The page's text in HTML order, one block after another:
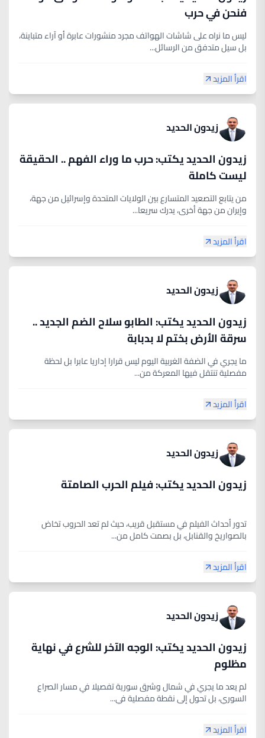
فنحن في حرب
ليس ما نراه على شاشات الهواتف مجرد منشورات عابرة أو آراء متباينة،
بل سيل متدفق من الرسائل...
اقرأ المزيد
زيدون الحديد
زيدون الحديد يكتب: حرب ما وراء الفهم .. الحقيقة
ليست كاملة
من يتابع التصعيد المتسارع بين الولايات المتحدة وإسرائيل من جهة،
وإيران من جهة أخرى، يدرك سريعا...
اقرأ المزيد
زيدون الحديد
زيدون الحديد يكتب: الطابو سلاح الضم الجديد ..
سرقة الأرض بختم لا بدبابة
ما يجري في الضفة الغربية اليوم ليس قرارا إداريا عابرا بل لحظة
مفصلية تنتقل فيها المعركة من...
اقرأ المزيد
زيدون الحديد
زيدون الحديد يكتب: فيلم الحرب الصامتة
تدور أحداث الفيلم في مستقبل قريب، حيث لم تعد الحروب تخاض
بالصواريخ والقنابل، بل بصمت كامل من...
اقرأ المزيد
زيدون الحديد
زيدون الحديد يكتب: الوجه الآخر للشرع في نهاية
مظلوم
لم يعد ما يجري في شمال وشرق سورية تفصيلا في مسار الصراع
السوري، بل تحول إلى نقطة مفصلية في...
اقرأ المزيد